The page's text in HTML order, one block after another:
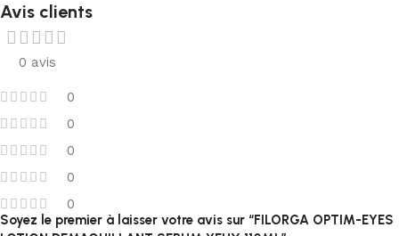
Avis clients
0 avis
0
0
0
0
0
Soyez le premier à laisser votre avis sur “FILORGA OPTIM-EYES